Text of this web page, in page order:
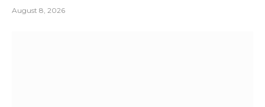
August 8, 2026